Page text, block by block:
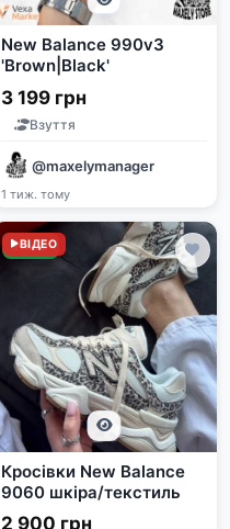
New Balance 990v3
'Brown|Black'
3 199 грн
Взуття
@maxelymanager
1 тиж. тому
Нове
ВІДЕО
Кросівки New Balance
9060 шкіра/текстиль
2 900 грн